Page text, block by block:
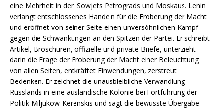
eine Mehrheit in den Sowjets Petrograds und Moskaus. Lenin
verlangt entschlossenes Handeln für die Eroberung der Macht
und eröffnet von seiner Seite einen unversöhnlichen Kampf
gegen die Schwankungen an den Spitzen der Partei. Er schreibt
Artikel, Broschüren, offizielle und private Briefe, unterzieht
darin die Frage der Eroberung der Macht einer Beleuchtung
von allen Seiten, entkräftet Einwendungen, zerstreut
Bedenken. Er zeichnet die unausbleibliche Verwandlung
Russlands in eine ausländische Kolonie bei Fortführung der
Politik Miljukow-Kerenskis und sagt die bewusste Übergabe